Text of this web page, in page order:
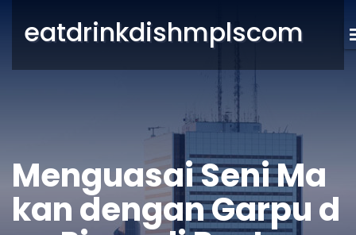
eatdrinkdishmplscom
Menguasai Seni Ma
kan dengan Garpu d